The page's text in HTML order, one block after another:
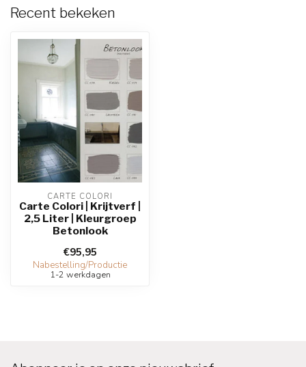
Recent bekeken
CARTE COLORI
Carte Colori | Krijtverf |
2,5 Liter | Kleurgroep
Betonlook
€95,95
Nabestelling/Productie
1-2 werkdagen